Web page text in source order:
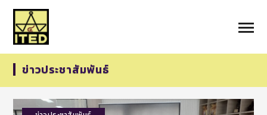
ข่าวประชาสัมพันธ์